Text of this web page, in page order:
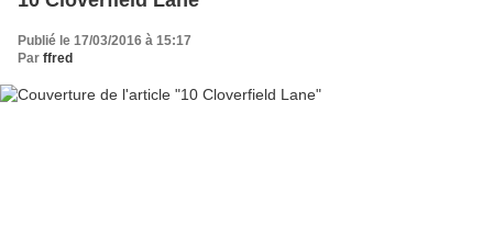
Publié le 17/03/2016 à 15:17
Par ffred